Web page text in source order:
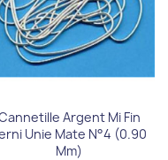
Argent Mi Fin
Unie Mate N°4 (0.90
Mm)